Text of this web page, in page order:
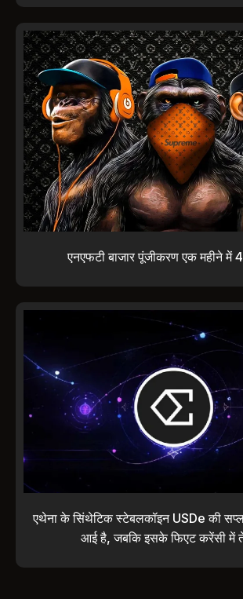
एनएफटी बाजार पूंजीकरण एक महीने में
एथेना के सिंथेटिक स्टेबलकॉइन USDe की
आई है, जबकि इसके फिएट करेंसी में